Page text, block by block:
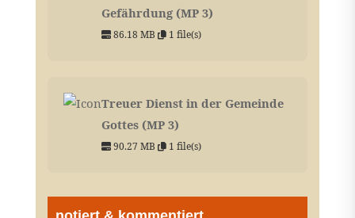
Gefährdung (MP 3)
86.18 MB 1 file(s)
Treuer Dienst in der Gemeinde
Gottes (MP 3)
90.27 MB 1 file(s)